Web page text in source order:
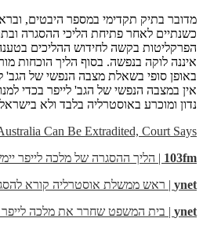
הפרקליטות בקשה לחידוש ההליכים
איננה לוקה בנפשה. בסוף הליך הוכחות
באופן סופי בשאלת מצבה הנפשי של הגב'
אין במצבה הנפשי של הגב' לייפר בכדי
נדון ומוכרע באוסטרליה בלבד ולא
Can Be Extradited, Court Says
103fm | הליך ההסגרה של מלכה לייפר
ynet | ראש ממשלת אוסטרליה קורא
ynet | בית המשפט שחרר את מלכה